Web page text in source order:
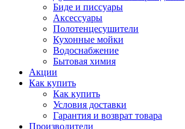
Биде и писсуары
Аксессуары
Полотенцесушители
Кухонные мойки
Водоснабжение
Бытовая химия
Акции
Как купить
Как купить
Условия доставки
Гарантия и возврат товара
Производители